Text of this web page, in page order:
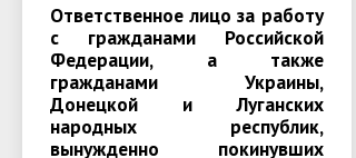
Ответственное лицо за работу
с гражданами Российской
Федерации, а также
гражданами Украины,
Донецкой и Луганских
народных республик,
вынужденно покинувших